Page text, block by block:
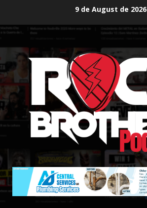
content
9 de August de 2026